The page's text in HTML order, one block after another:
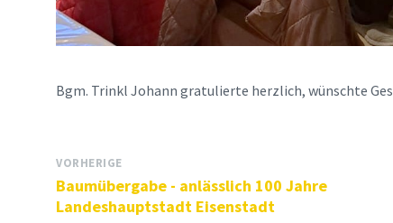
Bgm. Trinkl Johann gratulierte herzlich, wünschte
VORHERIGE
Baumübergabe - anlässlich 100 Jahre
Landeshauptstadt Eisenstadt